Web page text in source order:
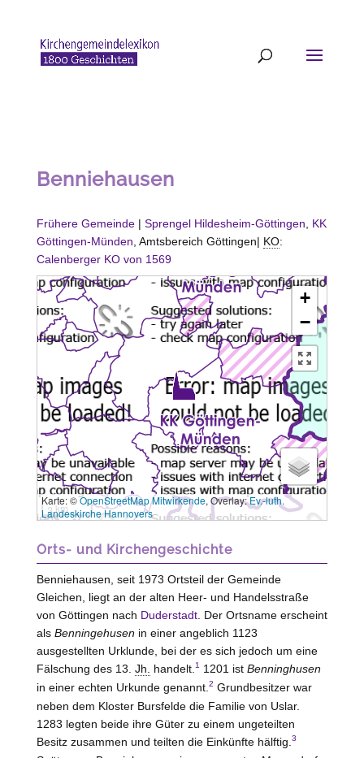
Benniehausen
Frühere Gemeinde| Sprengel Hildesheim-Göttingen
KK
Göttingen-Münden , Amtsbereich Göttingen| KO:
Calenberger KO von 1569
+
−
3 km
Karte: ©OpenStreetMap Mitwirkende, Overlay:Ev.-luth.
Landeskirche Hannovers
Orts- und Kirchengeschichte
Benniehausen, seit 1973 Ortsteil der Gemeinde
Gleichen, liegt an der alten Heer- und Handelsstraße
von Göttingen nach Duderstadt. Der Ortsname erscheint
als Benningehusen in einer angeblich 1123
ausgestellten Urklunde, bei der es sich jedoch um eine
Fälschung des 13. Jh. handelt. 1 1201 ist Benninghusen
in einer echten Urkunde genannt. 2 Grundbesitzer war
neben dem Kloster Bursfeldedie Familie von Uslar.
1283 legten beide ihre Güter zu einem ungeteilten
Besitz zusammen und teilten die Einkünfte hälftig. 3